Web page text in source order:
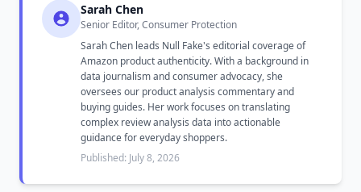
Sarah Chen
Senior Editor, Consumer Protection
Sarah Chen leads Null Fake's editorial coverage of
Amazon product authenticity. With a background in
data journalism and consumer advocacy, she
oversees our product analysis commentary and
buying guides. Her work focuses on translating
complex review analysis data into actionable
guidance for everyday shoppers.
Published: July 8, 2026